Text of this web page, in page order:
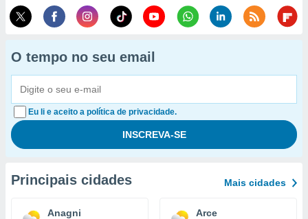
O tempo no seu email
Eu li e aceito a política de privacidade.
Principais cidades Mais cidades
Anagni Arce